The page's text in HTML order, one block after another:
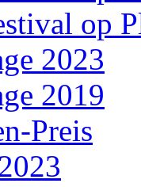
op
2023
2019
Preis